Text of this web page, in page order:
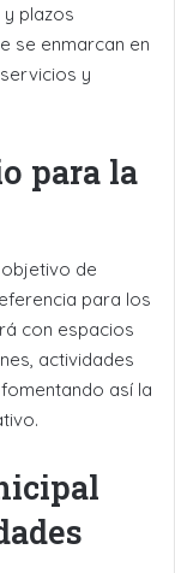
plazos
se enmarcan en
y
para la
de
para los
con espacios
actividades
así la